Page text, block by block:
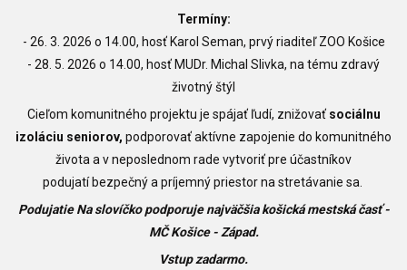
Termíny:
- 26. 3. 2026 o 14.00, hosť Karol Seman, prvý riaditeľ ZOO Košice
- 28. 5. 2026 o 14.00, hosť MUDr. Michal Slivka, na tému zdravý
životný štýl
Cieľom komunitného projektu je spájať ľudí, znižovať sociálnu
izoláciu seniorov, podporovať aktívne zapojenie do komunitného
života a v neposlednom rade vytvoriť pre účastníkov
podujatíbezpečný a príjemný priestor na stretávanie sa.
Podujatie Na slovíčko podporuje najväčšia košická mestská časť -
MČ Košice - Západ.
Vstup zadarmo.